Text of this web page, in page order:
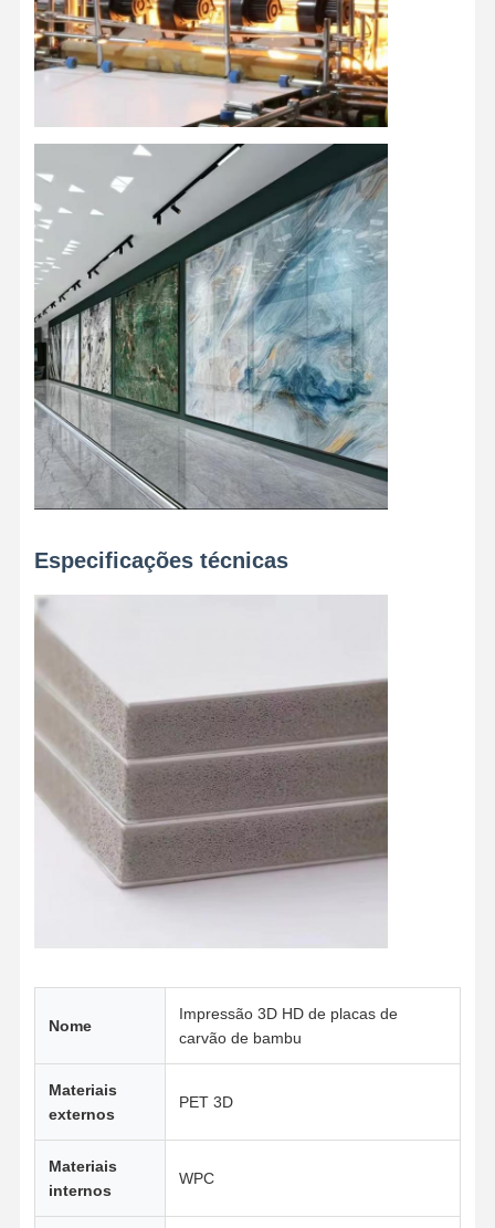
Produtos Vídeos
Quem
Somos
Fábrica
Controle De
Qualidade
Fale
Conosco
Notícias
Todos Os
Casos
Converse
Agora
Painel de parede WPC
painel de parede 3d
Painel de parede exterior
Painel de parede de flauta
painéis de parede de fibras de bambu
Painéis de parede acústicos
Painel de Parede de Porcelana
Especificações técnicas
Nome
Impressão 3D HD de placas de
carvão de bambu
Materiais
externos
PET 3D
Materiais
internos
WPC